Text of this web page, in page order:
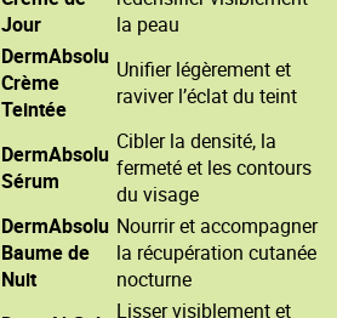
Jour
la peau
DermAbsolu
Crème
Teintée
Unifier légèrement et
raviver l’éclat du teint
DermAbsolu
Sérum
Cibler la densité, la
fermeté et les contours
du visage
DermAbsolu
Baume de
Nuit
Nourrir et accompagner
la récupération cutanée
nocturne
Lisser visiblement et